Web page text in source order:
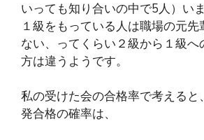
いっても知り合いの中で5人）い
１級をもっている人は職場の元先
ない、ってくらい２級から１級へ
方は違うようです。
私の受けた会の合格率で考えると
発合格の確率は、